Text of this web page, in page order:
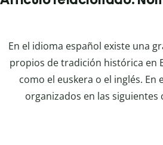
En el idioma español existe una
propios de tradición histórica en
como el euskera o el inglés.
organizados en las